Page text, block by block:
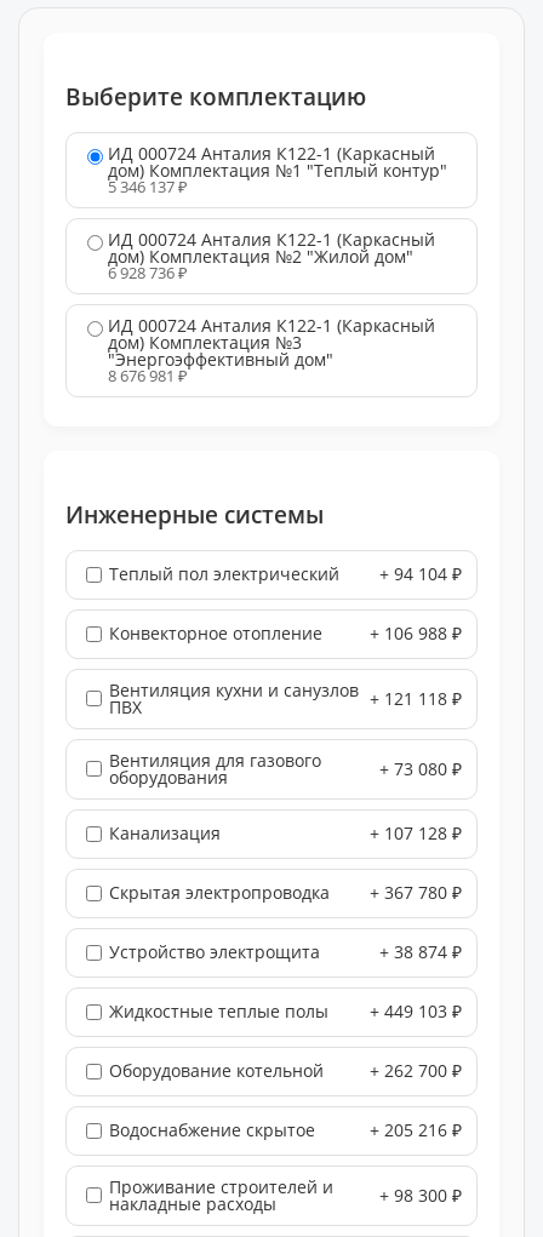
Выберите комплектацию
ИД 000724 Анталия К122-1 (Каркасный
дом) Комплектация №1 "Теплый контур"
5 346 137 ₽
ИД 000724 Анталия К122-1 (Каркасный
дом) Комплектация №2 "Жилой дом"
6 928 736 ₽
ИД 000724 Анталия К122-1 (Каркасный
дом) Комплектация №3
"Энергоэффективный дом"
8 676 981 ₽
Инженерные системы
Теплый пол электрический + 94 104 ₽
Конвекторное отопление + 106 988 ₽
Вентиляция кухни и санузлов
ПВХ + 121 118 ₽
Вентиляция для газового
оборудования + 73 080 ₽
Канализация + 107 128 ₽
Скрытая электропроводка + 367 780 ₽
Устройство электрощита + 38 874 ₽
Жидкостные теплые полы + 449 103 ₽
Оборудование котельной + 262 700 ₽
Водоснабжение скрытое + 205 216 ₽
Проживание строителей и
накладные расходы + 98 300 ₽